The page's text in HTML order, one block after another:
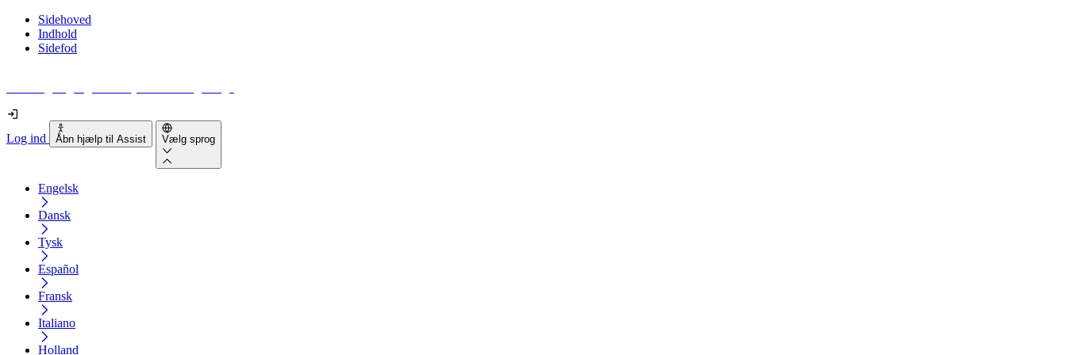
Sidehoved
Indhold
Sidefod
Log ind Åbn hjælp til Assist Vælg sprog
Engelsk
Dansk
Tysk
Español
Fransk
Italiano
Holland